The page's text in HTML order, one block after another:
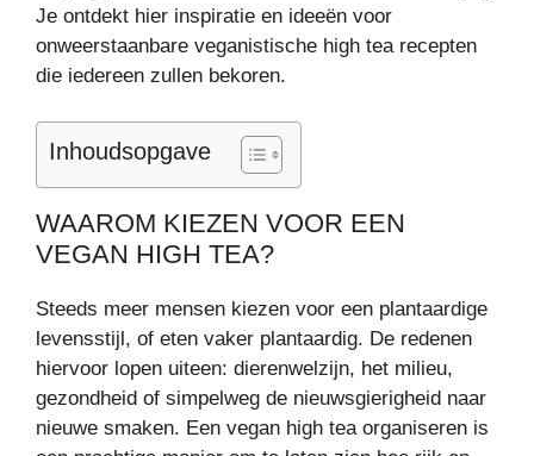
Je ontdekt hier inspiratie en ideeën voor
onweerstaanbare veganistische high tea recepten
die iedereen zullen bekoren.
Inhoudsopgave
WAAROM KIEZEN VOOR EEN
VEGAN HIGH TEA?
Steeds meer mensen kiezen voor een plantaardige
levensstijl, of eten vaker plantaardig. De redenen
hiervoor lopen uiteen: dierenwelzijn, het milieu,
gezondheid of simpelweg de nieuwsgierigheid naar
nieuwe smaken. Een vegan high tea organiseren is